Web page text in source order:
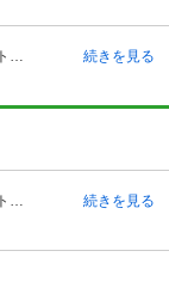
石狩平原カントリークラブは、札幌駅より33キロメートルのところにあるゴルフ場で、国道275号線経由で約40分で到着可能です。最寄りは石狩当別駅で、タクシー利用で約5分で到着することが出来ます。石狩平原カントリークラブの開場は、昭和50年6月9日です。クラブハウス内は、真紅の絨毯が敷かれています。ロッカールームはセキュリティ対策もしっかりとしていますので、安心して利用出来る施設です。楽しいプレーの後には、大浴場でリフレッシュすることが出来ます。大浴場内の衛生管理はきちんと行われていますし、お湯の温度管理を含めて、ゴルファー達の立場でサービスを提供しています。クラブハウス内にあるレストランでは、ゴルファー達の空腹を満たす食事が提供されています。 続きを見る
石狩平原カントリークラブは、札幌駅より33キロメートルのところにあるゴルフ場で、国道275号線経由で約40分で到着可能です。最寄りは石狩当別駅で、タクシー利用で約5分で到着することが出来ます。石狩平原カントリークラブの開場は、昭和50年6月9日です。クラブハウス内は、真紅の絨毯が敷かれています。ロッカールームはセキュリティ対策もしっかりとしていますので、安心して利用出来る施設です。楽しいプレーの後には、大浴場でリフレッシュすることが出来ます。大浴場内の衛生管理はきちんと行われていますし、お湯の温度管理を含めて、ゴルファー達の立場でサービスを提供しています。クラブハウス内にあるレストランでは、ゴルファー達の空腹を満たす食事が提供されています。 続きを見る